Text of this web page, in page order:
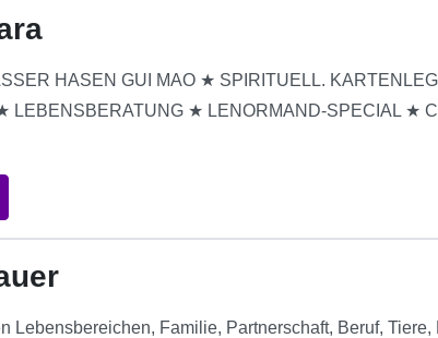
HASEN GUI MAO ★ SPIRITUELL.
LEBENSBERATUNG ★ LENORMAND-SPECIAL ★
Lebensbereichen, Familie, Partnerschaft, Beruf,